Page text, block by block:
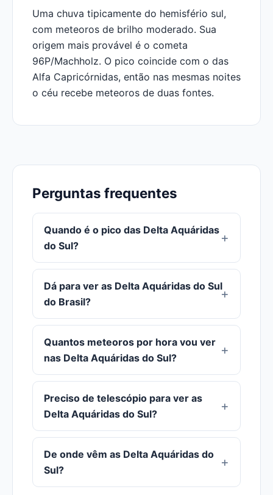
Uma chuva tipicamente do hemisfério sul,
com meteoros de brilho moderado. Sua
origem mais provável é o cometa
96P/Machholz. O pico coincide com o das
Alfa Capricórnidas, então nas mesmas noites
o céu recebe meteoros de duas fontes.
Perguntas frequentes
Quando é o pico das Delta Aquáridas
do Sul?
Dá para ver as Delta Aquáridas do Sul
do Brasil?
Quantos meteoros por hora vou ver
nas Delta Aquáridas do Sul?
Preciso de telescópio para ver as
Delta Aquáridas do Sul?
De onde vêm as Delta Aquáridas do
Sul?